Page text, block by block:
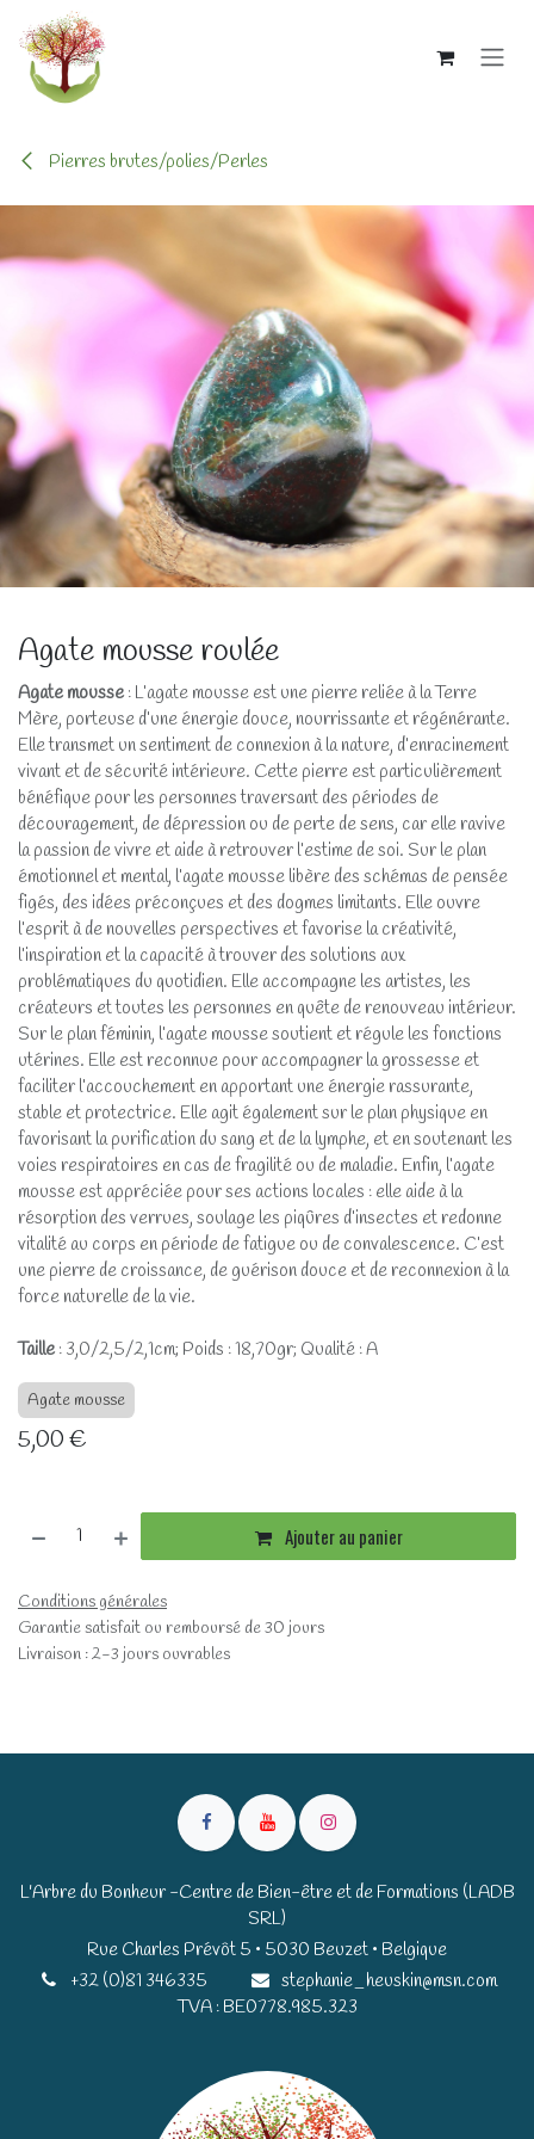
Se rendre au contenu
Pierres brutes/polies/Perles
Agate mousse roulée
Agate mousse : L’agate mousse est une pierre reliée à la Terre
Mère, porteuse d’une énergie douce, nourrissante et régénérante.
Elle transmet un sentiment de connexion à la nature, d’enracinement
vivant et de sécurité intérieure. Cette pierre est particulièrement
bénéfique pour les personnes traversant des périodes de
découragement, de dépression ou de perte de sens, car elle ravive
la passion de vivre et aide à retrouver l’estime de soi. Sur le plan
émotionnel et mental, l’agate mousse libère des schémas de pensée
figés, des idées préconçues et des dogmes limitants. Elle ouvre
l’esprit à de nouvelles perspectives et favorise la créativité,
l’inspiration et la capacité à trouver des solutions aux
problématiques du quotidien. Elle accompagne les artistes, les
créateurs et toutes les personnes en quête de renouveau intérieur.
Sur le plan féminin, l’agate mousse soutient et régule les fonctions
utérines. Elle est reconnue pour accompagner la grossesse et
faciliter l’accouchement en apportant une énergie rassurante,
stable et protectrice. Elle agit également sur le plan physique en
favorisant la purification du sang et de la lymphe, et en soutenant les
voies respiratoires en cas de fragilité ou de maladie. Enfin, l’agate
mousse est appréciée pour ses actions locales : elle aide à la
résorption des verrues, soulage les piqûres d’insectes et redonne
vitalité au corps en période de fatigue ou de convalescence. C’est
une pierre de croissance, de guérison douce et de reconnexion à la
force naturelle de la vie.
Taille : 3,0/2,5/2,1cm; Poids : 18,70gr; Qualité : A
Agate mousse
5,00€
Ajouter au panier
Conditions générales
Garantie satisfait ou remboursé de 30 jours
Livraison : 2-3 jours ouvrables
L'Arbre du Bonheur -Centre de Bien-être et de Formations (LADB
SRL)
Rue Charles Prévôt 5 • 5030 Beuzet • Belgique​​
+32 (0)81 346335
stephanie_heuskin@msn.com
TVA : BE0778.985.323